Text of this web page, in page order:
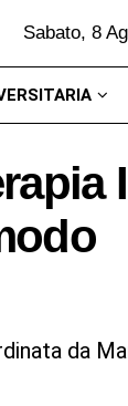
Sabato, 8
da